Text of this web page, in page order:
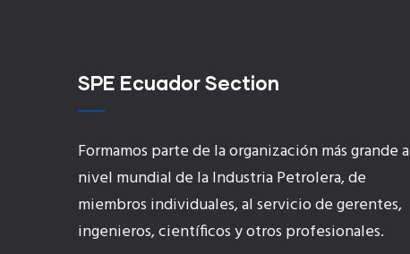
SPE Ecuador Section
Formamos parte de la organización más grande a
nivel mundial de la Industria Petrolera, de
miembros individuales, al servicio de gerentes,
ingenieros, científicos y otros profesionales.